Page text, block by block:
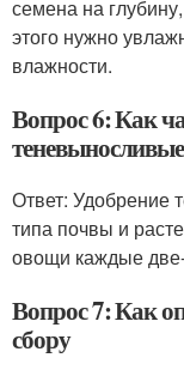
семена на
этого нужно
влажности.
Вопрос 6: Как
Ответ: Удобрение
типа почвы и
овощи каждые
Вопрос 7: Как
сбору